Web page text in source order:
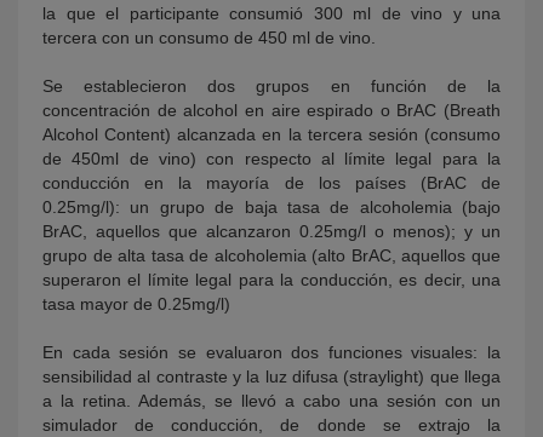
la que el participante consumió 300 ml de vino y una
tercera con un consumo de 450 ml de vino.
Se establecieron dos grupos en función de la
concentración de alcohol en aire espirado o BrAC (Breath
Alcohol Content) alcanzada en la tercera sesión (consumo
de 450ml de vino) con respecto al límite legal para la
conducción en la mayoría de los países (BrAC de
0.25mg/l): un grupo de baja tasa de alcoholemia (bajo
BrAC, aquellos que alcanzaron 0.25mg/l o menos); y un
grupo de alta tasa de alcoholemia (alto BrAC, aquellos que
superaron el límite legal para la conducción, es decir, una
tasa mayor de 0.25mg/l)
En cada sesión se evaluaron dos funciones visuales: la
sensibilidad al contraste y la luz difusa (straylight) que llega
a la retina. Además, se llevó a cabo una sesión con un
simulador de conducción, de donde se extrajo la